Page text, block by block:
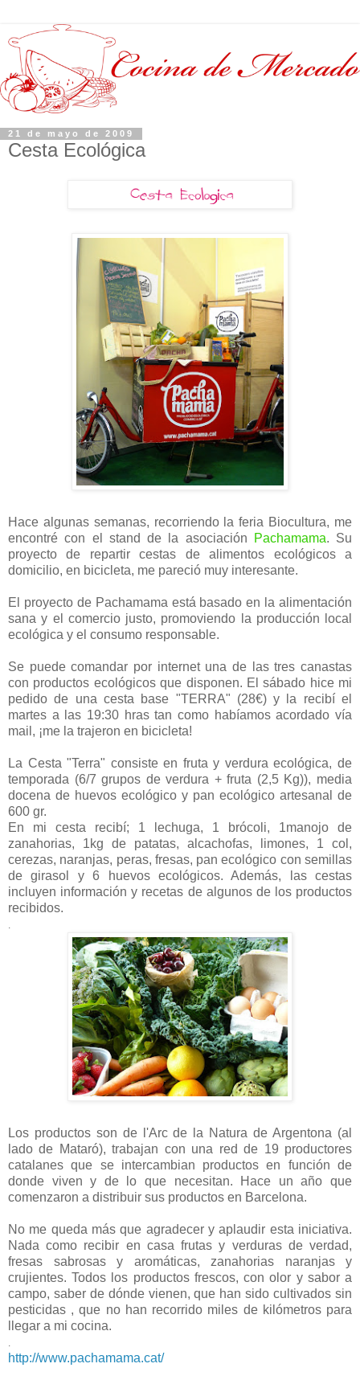
21 de mayo de 2009
Cesta Ecológica
Hace algunas semanas, recorriendo la feria Biocultura, me
encontré con el stand de la asociación
Pachamama. Su
proyecto de repartir cestas de alimentos ecológicos a
domicilio, en bicicleta, me pareció muy interesante.
El proyecto de Pachamama está basado en la alimentación
sana y el comercio justo, promoviendo la producción local
ecológica y el consumo responsable.
Se puede comandar por internet una de las tres canastas
con productos ecológicos que disponen. El sábado hice mi
pedido de una cesta base "TERRA" (28€) y la recibí el
martes a las 19:30 hras tan como habíamos acordado vía
mail, ¡me la trajeron en bicicleta!
La Cesta "Terra" consiste en fruta y verdura ecológica, de
temporada (6/7 grupos de verdura + fruta (2,5 Kg)), media
docena de huevos ecológico y pan ecológico artesanal de
600 gr.
En mi cesta recibí; 1 lechuga, 1 brócoli, 1manojo de
zanahorias, 1kg de patatas, alcachofas, limones, 1 col,
cerezas, naranjas, peras, fresas, pan ecológico con semillas
de girasol y 6 huevos ecológicos. Además, las cestas
incluyen información y recetas de algunos de los productos
recibidos.
.
Los productos son de l'Arc de la Natura de Argentona (al
lado de Mataró), trabajan con una red de 19 productores
catalanes que se intercambian productos en función de
donde viven y de lo que necesitan. Hace un año que
comenzaron a distribuir sus productos en Barcelona.
No me queda más que agradecer y aplaudir esta iniciativa.
Nada como recibir en casa frutas y verduras de verdad,
fresas sabrosas y aromáticas, zanahorias naranjas y
crujientes. Todos los productos frescos, con olor y sabor a
campo, saber de dónde vienen, que han sido cultivados sin
pesticidas , que no han recorrido miles de kilómetros para
llegar a mi cocina.
.
http://www.pachamama.cat/